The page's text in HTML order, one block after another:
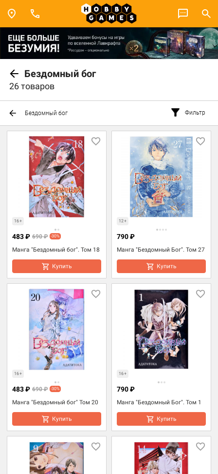
Бездомный бог
26 товаров
Бездомный бог Фильтр
16+
Манга "Бездомный бог". Том 18
483 ₽ 690 ₽ -30%
Купить
12+
Манга "Бездомный Бог". Том 27
790 ₽
Купить
16+
Манга "Бездомный бог" Том 20
483 ₽ 690 ₽ -30%
Купить
16+
Манга "Бездомный Бог". Том 1
790 ₽
Купить